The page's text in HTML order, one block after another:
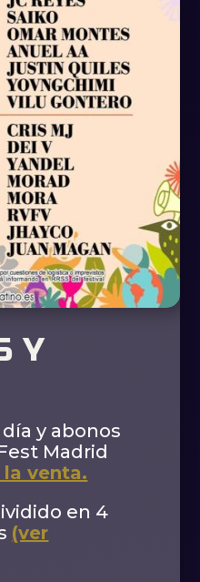
Y
y abonos
Madrid
venta.
en 4
(ver